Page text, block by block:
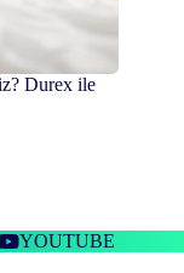
Durex ile
YOUTUBE